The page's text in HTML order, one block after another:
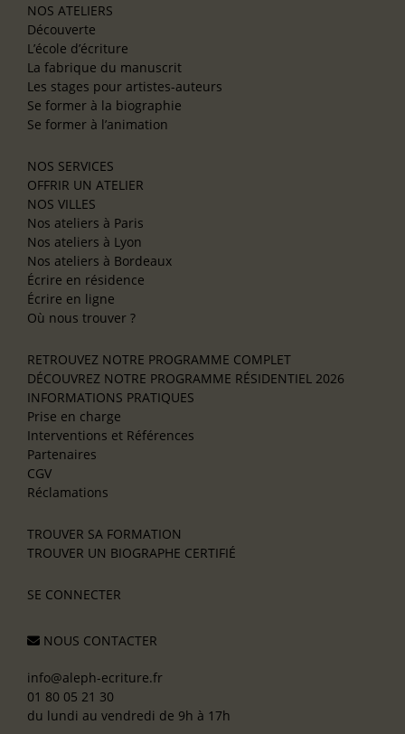
NOS ATELIERS
Découverte
L’école d’écriture
La fabrique du manuscrit
Les stages pour artistes-auteurs
Se former à la biographie
Se former à l’animation
NOS SERVICES
OFFRIR UN ATELIER
NOS VILLES
Nos ateliers à Paris
Nos ateliers à Lyon
Nos ateliers à Bordeaux
Écrire en résidence
Écrire en ligne
Où nous trouver ?
RETROUVEZ NOTRE PROGRAMME COMPLET
DÉCOUVREZ NOTRE PROGRAMME RÉSIDENTIEL 2026
INFORMATIONS PRATIQUES
Prise en charge
Interventions et Références
Partenaires
CGV
Réclamations
TROUVER SA FORMATION
TROUVER UN BIOGRAPHE CERTIFIÉ
SE CONNECTER
NOUS CONTACTER
info@aleph-ecriture.fr
01 80 05 21 30
du lundi au vendredi de 9h à 17h